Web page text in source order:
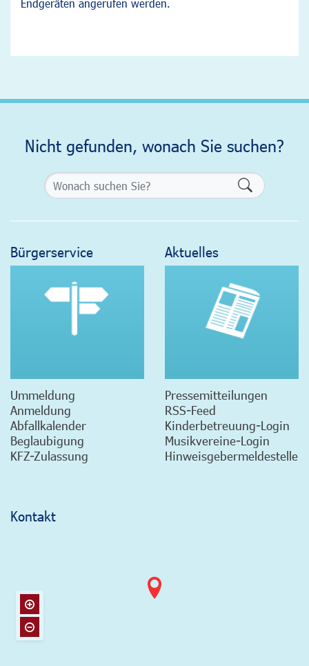
Endgeräten angerufen werden.
Nicht gefunden, wonach Sie suchen?
Bürgerservice
Ummeldung
Anmeldung
Abfallkalender
Beglaubigung
KFZ-Zulassung
Aktuelles
Pressemitteilungen
RSS-Feed
Kinderbetreuung-Login
Musikvereine-Login
Hinweisgebermeldestelle
Kontakt